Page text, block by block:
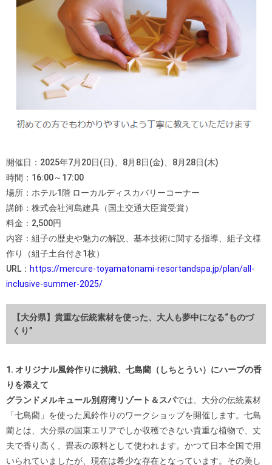
開催日：2025年7月20日(日)、8月8日(金)、8月28日(木)
時間：16:00～17:00
場所：ホテル1階 ローカルディスカバリーコーナー
講師：株式会社河島建具（国土交通大臣賞受賞）
料金：2,500円
内容：組子の歴史や魅力の解説、基本技術に関する指導、組子文様
作り（組子土台付き1枚）
URL： https://mercure-toyamatonami-resortandspa.jp/plan/all-
inclusive-summer-2025/
【大分県】貴重な伝統素材を使った、大人も夢中になる“ものづ
くり”
1. オリジナル風鈴作りに挑戦、七島藺（しちとうい）にハーブの香
りを添えて
グランドメルキュール別府湾リゾート＆スパでは、大分の伝統素材
「七島藺」を使った風鈴作りのワークショップを開催します。七島
藺とは、大分県の国東エリアでしか収穫できない貴重な植物で、丈
夫で香り高く、畳表の原料として使われます。かつて日本全国で用
いられていましたが、現在は希少な存在となっています。その美し